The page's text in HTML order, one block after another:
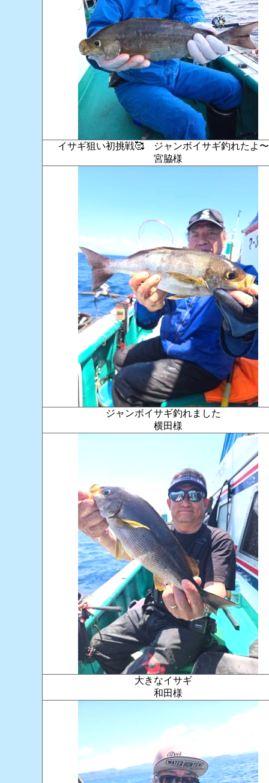
イサギ狙い初挑戦🥰 ジャンボイサギ釣れた
宮脇様
ジャンボイサギ釣れました
横田様
大きなイサギ
和田様